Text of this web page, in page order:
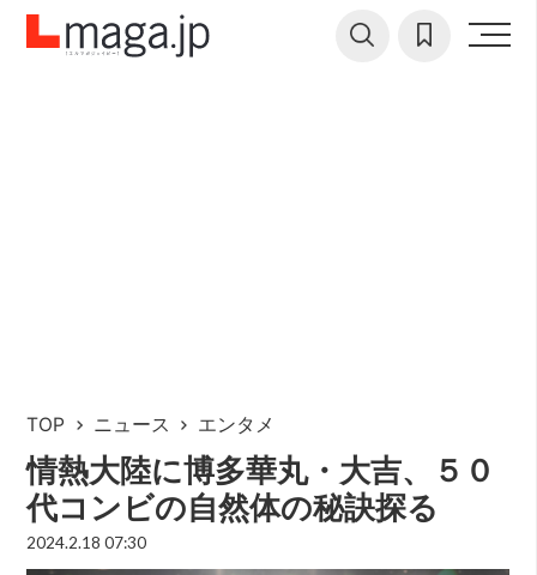
TOP ニュース エンタメ
情熱大陸に博多華丸・大吉、５０
代コンビの自然体の秘訣探る
2024.2.18 07:30